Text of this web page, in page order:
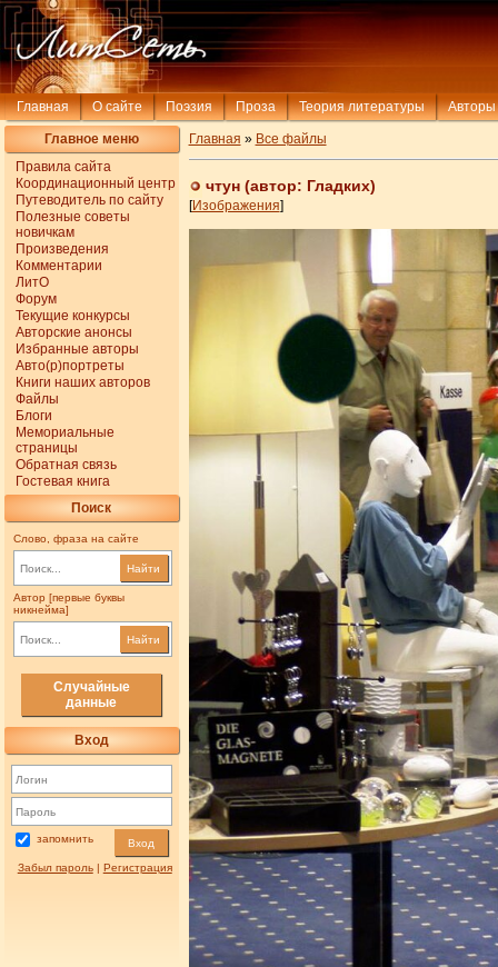
Главная О сайте Поэзия Проза Теория литературы Авторы
Главное меню
Правила сайта
Координационный центр
Путеводитель по сайту
Полезные советы
новичкам
Произведения
Комментарии
ЛитО
Форум
Текущие конкурсы
Авторские анонсы
Избранные авторы
Авто(р)портреты
Книги наших авторов
Файлы
Блоги
Мемориальные
страницы
Обратная связь
Гостевая книга
Поиск
Слово, фраза на сайте
Найти
Автор [первые буквы
никнейма]
Найти
Случайные
данные
Вход
запомнить Вход
Забыл пароль| Регистрация
Главная » Все файлы
чтун (автор: Гладких)
[Изображения]